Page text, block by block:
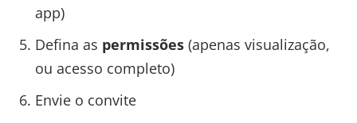
app)
Defina as permissões(apenas visualização,
ou acesso completo)
Envie o convite